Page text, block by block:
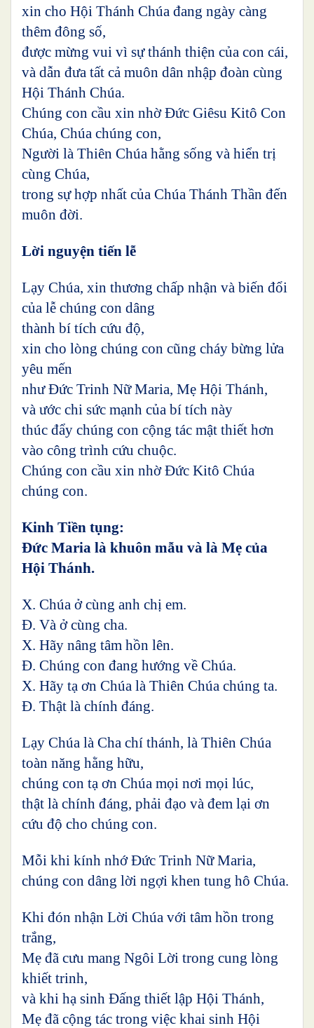
xin cho Hội Thánh Chúa đang ngày càng
thêm đông số,
được mừng vui vì sự thánh thiện của con cái,
và dẫn đưa tất cả muôn dân nhập đoàn cùng
Hội Thánh Chúa.
Chúng con cầu xin nhờ Đức Giêsu Kitô Con
Chúa, Chúa chúng con,
Người là Thiên Chúa hằng sống và hiển trị
cùng Chúa,
trong sự hợp nhất của Chúa Thánh Thần đến
muôn đời.
Lời nguyện tiến lễ
Lạy Chúa, xin thương chấp nhận và biến đổi
của lễ chúng con dâng
thành bí tích cứu độ,
xin cho lòng chúng con cũng cháy bừng lửa
yêu mến
như Đức Trinh Nữ Maria, Mẹ Hội Thánh,
và ước chi sức mạnh của bí tích này
thúc đẩy chúng con cộng tác mật thiết hơn
vào công trình cứu chuộc.
Chúng con cầu xin nhờ Đức Kitô Chúa
chúng con.
Kinh Tiền tụng:
Đức Maria là khuôn mẫu và là Mẹ của
Hội Thánh.
X. Chúa ở cùng anh chị em.
Đ. Và ở cùng cha.
X. Hãy nâng tâm hồn lên.
Đ. Chúng con đang hướng về Chúa.
X. Hãy tạ ơn Chúa là Thiên Chúa chúng ta.
Đ. Thật là chính đáng.
Lạy Chúa là Cha chí thánh, là Thiên Chúa
toàn năng hằng hữu,
chúng con tạ ơn Chúa mọi nơi mọi lúc,
thật là chính đáng, phải đạo và đem lại ơn
cứu độ cho chúng con.
Mỗi khi kính nhớ Đức Trinh Nữ Maria,
chúng con dâng lời ngợi khen tung hô Chúa.
Khi đón nhận Lời Chúa với tâm hồn trong
trắng,
Mẹ đã cưu mang Ngôi Lời trong cung lòng
khiết trinh,
và khi hạ sinh Đấng thiết lập Hội Thánh,
Mẹ đã cộng tác trong việc khai sinh Hội